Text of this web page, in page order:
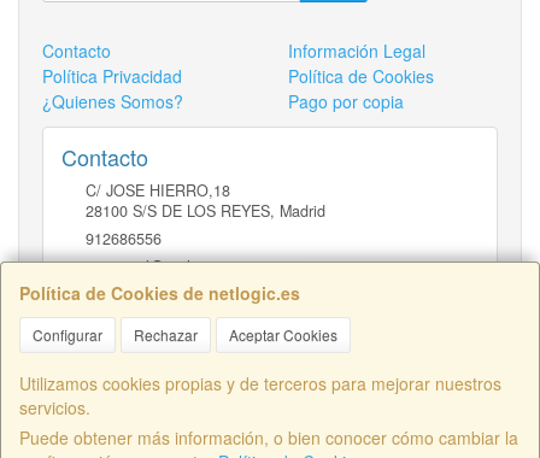
Política de Cookies de netlogic.es
Configurar Rechazar Aceptar Cookies
Utilizamos cookies propias y de terceros para mejorar nuestros
servicios.
Puede obtener más información, o bien conocer cómo cambiar la
Contacto
Información Legal
Política Privacidad
Política de Cookies
¿Quienes Somos?
Pago por copia
Contacto
C/ JOSE HIERRO,18
28100 S/S DE LOS REYES, Madrid
912686556
comercial@netlogic.es
Horario
DE 9 A 14H Y DE 16 A 20H